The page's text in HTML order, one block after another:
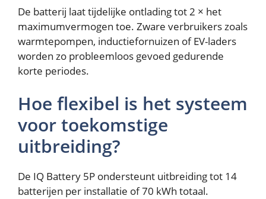
De batterij laat tijdelijke ontlading tot 2 × het
maximumvermogen toe. Zware verbruikers zoals
warmtepompen, inductiefornuizen of EV-laders
worden zo probleemloos gevoed gedurende
korte periodes.
Hoe flexibel is het systeem
voor toekomstige
uitbreiding?
De IQ Battery 5P ondersteunt uitbreiding tot 14
batterijen per installatie of 70 kWh totaal.